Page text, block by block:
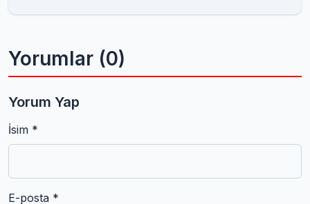
Yorumlar (0)
Yorum Yap
İsim *
E-posta *